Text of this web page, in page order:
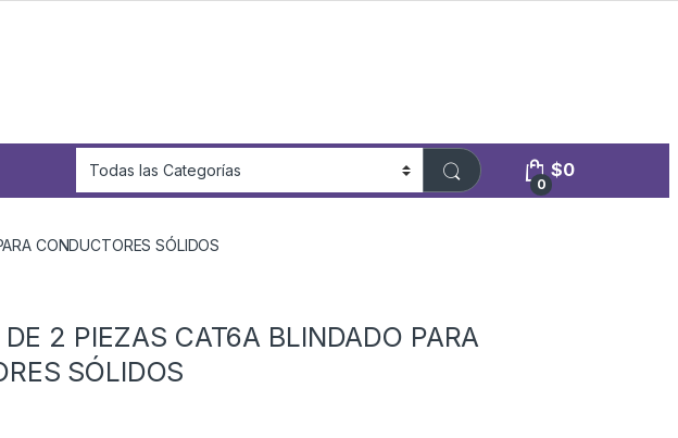
0
$0
CONDUCTORES SÓLIDOS
2 PIEZAS CAT6A BLINDADO PARA
SÓLIDOS